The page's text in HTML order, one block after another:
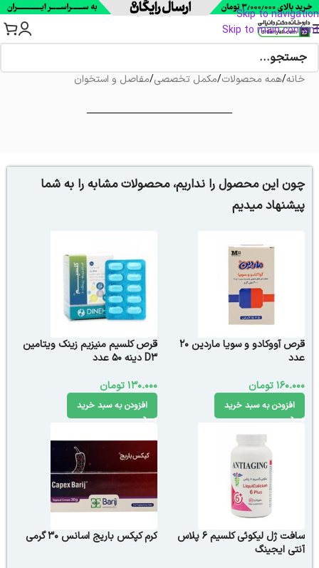
Skip to navigation
Skip to main content
خانه/همه محصولات/مکمل تخصصی/مفاصل و استخوان
چون این محصول را نداریم، محصولات مشابه را به شما
پیشنهاد میدیم
قرص آووکادو و سویا ماردین 20
عدد
160.000تومان
افزودن به سبد خرید
قرص کلسیم منیزیم زینک ویتامین
D3 دینه 50 عدد
130.000تومان
افزودن به سبد خرید
سافت ژل لیکوئی کلسیم 6 پلاس
آنتی ایجینگ
کرم کپکس باریج اسانس 30 گرمی